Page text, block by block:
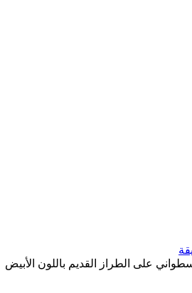
على الطراز القديم باللون الأبيض